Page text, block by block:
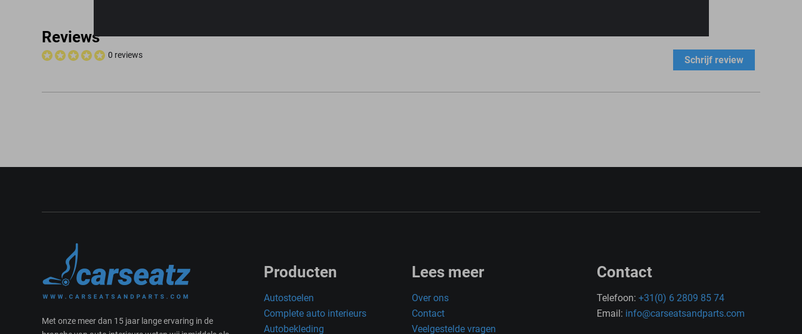
Reviews
0 reviews Schrijf review
Met onze meer dan 15 jaar lange ervaring in de
Producten
Autostoelen
Complete auto interieurs
Autobekleding
Lees meer
Over ons
Contact
Veelgestelde vragen
Contact
Telefoon: +31(0) 6 2809 85 74
Email: info@carseatsandparts.com